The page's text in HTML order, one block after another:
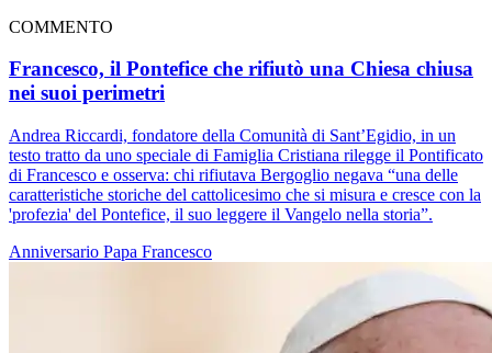
COMMENTO
Francesco, il Pontefice che rifiutò una Chiesa chiusa
nei suoi perimetri
Andrea Riccardi, fondatore della Comunità di Sant’Egidio, in un
testo tratto da uno speciale di Famiglia Cristiana rilegge il Pontificato
di Francesco e osserva: chi rifiutava Bergoglio negava “una delle
caratteristiche storiche del cattolicesimo che si misura e cresce con la
'profezia' del Pontefice, il suo leggere il Vangelo nella storia”.
Anniversario Papa Francesco